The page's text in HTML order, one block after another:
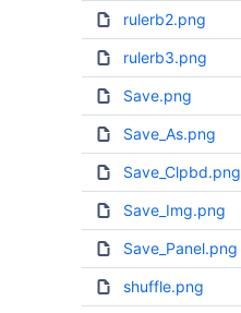
rulerb2.png
rulerb3.png
Save.png
Save_As.png
Save_Clpbd.png
Save_Img.png
Save_Panel.png
shuffle.png